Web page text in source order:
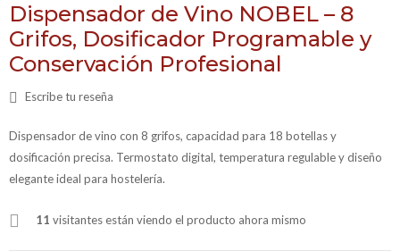
Dispensador de Vino NOBEL – 8
Grifos, Dosificador Programable y
Conservación Profesional
Escribe tu reseña
Dispensador de vino con 8 grifos, capacidad para 18 botellas y
dosificación precisa. Termostato digital, temperatura regulable y diseño
elegante ideal para hostelería.
11 visitantes están viendo el producto ahora mismo